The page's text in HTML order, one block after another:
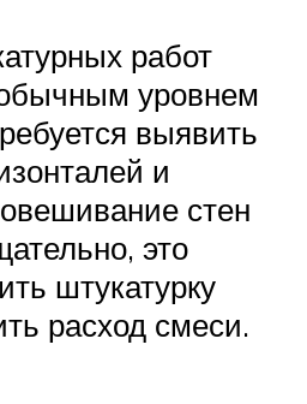
работ
уровнем
выявить
и
стен
это
штукатурку
расход смеси.